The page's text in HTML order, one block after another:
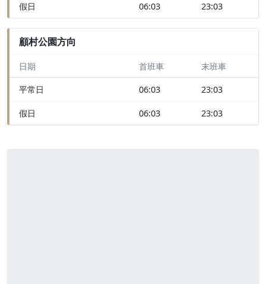
假日 06:03 23:03
顧村公園方向
日期 首班車 末班車
平常日 06:03 23:03
假日 06:03 23:03